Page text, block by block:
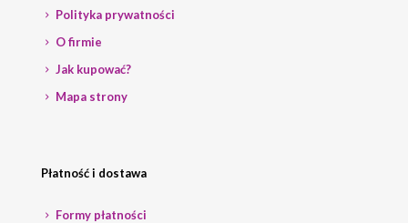
Polityka prywatności
O firmie
Jak kupować?
Mapa strony
Płatność i dostawa
Formy płatności